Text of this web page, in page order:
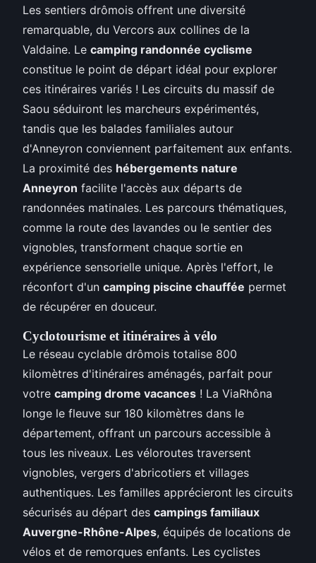
Les sentiers drômois offrent une diversité
remarquable, du Vercors aux collines de la
Valdaine. Le camping randonnée cyclisme
constitue le point de départ idéal pour explorer
ces itinéraires variés ! Les circuits du massif de
Saou séduiront les marcheurs expérimentés,
tandis que les balades familiales autour
d'Anneyron conviennent parfaitement aux enfants.
La proximité des hébergements nature
Anneyron facilite l'accès aux départs de
randonnées matinales. Les parcours thématiques,
comme la route des lavandes ou le sentier des
vignobles, transforment chaque sortie en
expérience sensorielle unique. Après l'effort, le
réconfort d'un camping piscine chauffée permet
de récupérer en douceur.
Cyclotourisme et itinéraires à vélo
Le réseau cyclable drômois totalise 800
kilomètres d'itinéraires aménagés, parfait pour
votre camping drome vacances ! La ViaRhôna
longe le fleuve sur 180 kilomètres dans le
département, offrant un parcours accessible à
tous les niveaux. Les véloroutes traversent
vignobles, vergers d'abricotiers et villages
authentiques. Les familles apprécieront les circuits
sécurisés au départ des campings familiaux
Auvergne-Rhône-Alpes, équipés de locations de
vélos et de remorques enfants. Les cyclistes